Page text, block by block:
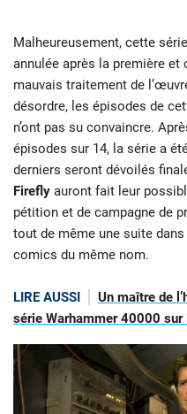
Malheureusement, cette
annulée après la première
mauvais traitement de
désordre, les épisodes de
n’ont pas su convaincre.
épisodes sur 14, la série a
derniers seront dévoilés
Firefly auront fait leur
pétition et de campagne de
tout de même une suite
comics du même nom.
LIRE AUSSI
Un maître de
série Warhammer 40000 sur